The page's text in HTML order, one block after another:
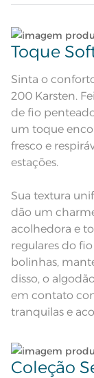
Atributos
Composição
Tamanho
Itens Inclusos
Medida
Acabamento
Instruções de
Lave tipos
Não lave
ciclo;
Lave as
sua lavadora;
Enxágue as
Utilize a
Leia
Toque
Sinta o
200 Karsten.
de fio
um toque
fresco e
estações.
Sua textura
dão um
acolhedora e
regulares do
bolinhas,
disso, o
em contato
tranquilas e
Coleção